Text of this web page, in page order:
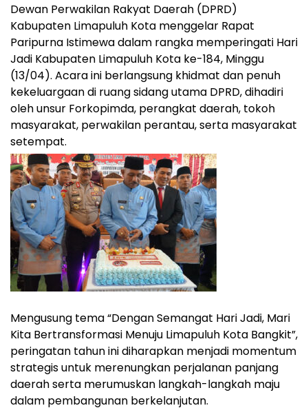
Dewan Perwakilan Rakyat Daerah (DPRD)
Kabupaten Limapuluh Kota menggelar Rapat
Paripurna Istimewa dalam rangka memperingati Hari
Jadi Kabupaten Limapuluh Kota ke-184, Minggu
(13/04). Acara ini berlangsung khidmat dan penuh
kekeluargaan di ruang sidang utama DPRD, dihadiri
oleh unsur Forkopimda, perangkat daerah, tokoh
masyarakat, perwakilan perantau, serta masyarakat
setempat.
Mengusung tema “Dengan Semangat Hari Jadi, Mari
Kita Bertransformasi Menuju Limapuluh Kota Bangkit”,
peringatan tahun ini diharapkan menjadi momentum
strategis untuk merenungkan perjalanan panjang
daerah serta merumuskan langkah-langkah maju
dalam pembangunan berkelanjutan.